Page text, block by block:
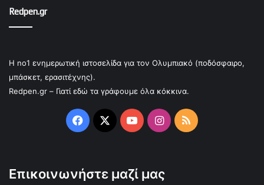
Redpen.gr
Η no1 ενημερωτική ιστοσελίδα για τον Ολυμπιακό (ποδόσφαιρο,
μπάσκετ, ερασιτέχνης).
Redpen.gr – Γιατί εδώ τα γράφουμε όλα κόκκινα.
Facebook
X YouTubeInstagram
RSS
Επικοινωνήστε μαζί μας